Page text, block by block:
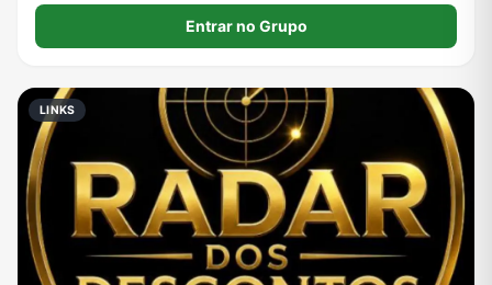
Nosso objetivo é ajudar você a economizar em todas as
compras.
Entrar no Grupo
LINKS